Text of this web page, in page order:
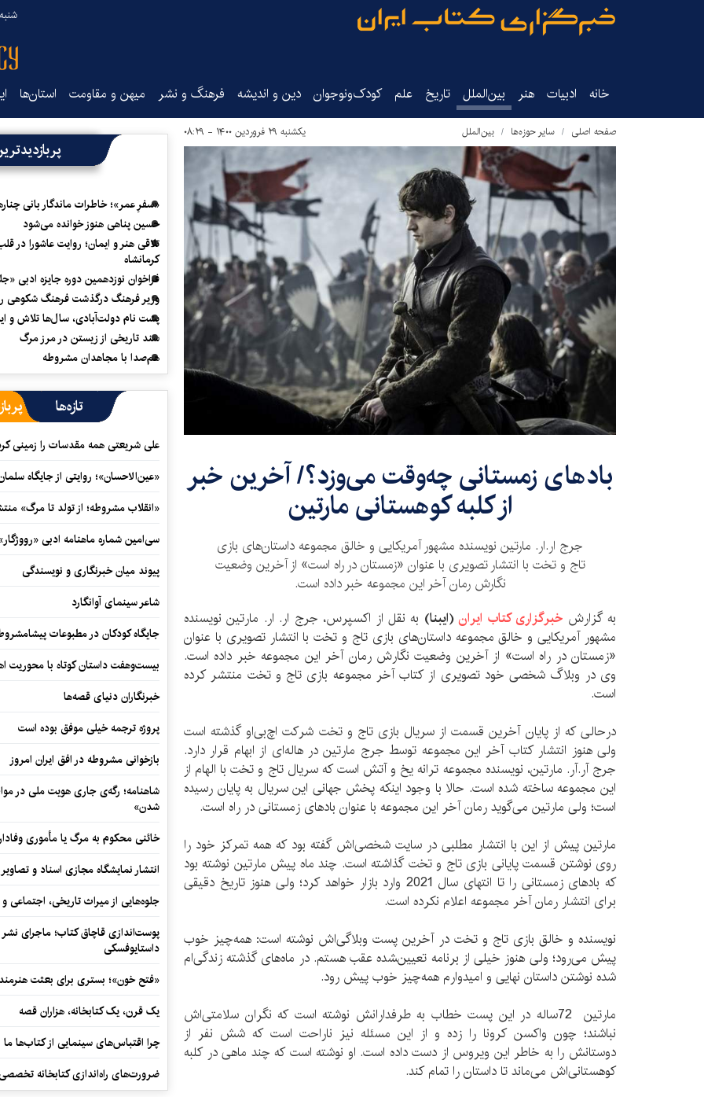
شنبه ۱۷ مرداد ۱۴۰۵
خانه ادبیات هنر بین‌الملل تاریخ‌ علم کودک‌ونوجوان دین و اندیشه فرهنگ و نشر میهن و مقاومت استان‌ها
صفحه اصلی سایر حوزه‌ها بین‌الملل یکشنبه ۲۹ فروردین ۱۴۰۰ - ۰۸:۲۹
بادهای زمستانی چه‌وقت می‌وزد؟/ آخرین خبر
از کلبه کوهستانی مارتین
جرج ار.ار. مارتین نویسنده مشهور آمریکایی و خالق مجموعه داستان‌های بازی
تاج و تخت با انتشار تصویری با عنوان «زمستان در راه است» از آخرین وضعیت
نگارش رمان آخر این مجموعه خبر داده است.
به گزارش خبرگزاری کتاب ایران(ایبنا) به نقل از اکسپرس، جرج ار. ار. مارتین نویسنده
مشهور آمریکایی و خالق مجموعه داستان‌های بازی تاج و تخت با انتشار تصویری با عنوان
«زمستان در راه است» از آخرین وضعیت نگارش رمان آخر این مجموعه خبر داده است.
وی در وبلاگ شخصی خود تصویری از کتاب آخر مجموعه بازی تاج و تخت منتشر کرده
است.
درحالی که از پایان آخرین قسمت از سریال بازی تاج و تخت شرکت اچ‌بی‌او گذشته است
ولی هنوز انتشار کتاب آخر این مجموعه توسط جرج مارتین در هاله‌ای از ابهام قرار دارد.
جرج آر.آر. مارتین، نویسنده مجموعه ترانه یخ و آتش است که سریال تاج و تخت با الهام از
این مجموعه ساخته شده است. حالا با وجود اینکه پخش جهانی این سریال به پایان رسیده
است؛ ولی مارتین می‌گوید رمان آخر این مجموعه با عنوان بادهای زمستانی در راه است.
مارتین پیش از این با انتشار مطلبی در سایت شخصی‌اش گفته بود که همه تمرکز خود را
روی نوشتن قسمت پایانی بازی تاج و تخت گذاشته است. چند ماه پیش مارتین نوشته بود
که بادهای زمستانی را تا انتهای سال 2021 وارد بازار خواهد کرد؛ ولی هنوز تاریخ دقیقی
برای انتشار رمان آخر مجموعه اعلام نکرده است.
نویسنده و خالق بازی تاج و تخت در آخرین پست وبلاگی‌اش نوشته است: همه‌چیز خوب
پیش می‌رود؛ ولی هنوز خیلی از برنامه تعیین‌‍شده عقب هستم. در ماه‌های گذشته زندگی‌ام
شده نوشتن داستان نهایی و امیدوارم همه‌چیز خوب پیش رود.
مارتین 72ساله در این پست خطاب به طرفدارانش نوشته است که نگران سلامتی‌اش
نباشند؛ چون واکسن کرونا را زده و از این مسئله نیز ناراحت است که شش نفر از
دوستانش را به خاطر این ویروس از دست داده است. او نوشته است که چند ماهی در کلبه
کوهستانی‌اش می‌ماند تا داستان را تمام کند.
«سفرِ عمر»؛ خاطرات ماندگار بانی
حسین پناهی هنوز خوانده می‌شود
تلاقی هنر و ایمان؛ روایت عاشورا در
کرمانشاه
فراخوان نوزدهمین دوره جایزه ادبی
وزیر فرهنگ درگذشت فرهنگ شکوهی
پشت نام دولت‌آبادی، سال‌ها تلاش و
سند تاریخی از زیستن در مرز مرگ
هم‌صدا با مجاهدان مشروطه
تازه‌ها
علی شریعتی همه مقدسات را زمینی
«عین‌الاحسان»؛ روایتی از جایگاه
«انقلاب مشروطه؛ از تولد تا مرگ»
سی‌امین شماره ماهنامه‌ ادبی
پیوند میان خبرنگاری و نویسندگی
شاعر سینمای آوانگارد
جایگاه کودکان در مطبوعات
بیست‌وهفت داستان کوتاه با محوریت
خبرنگاران دنیای قصه‌ها
پروژه ترجمه خیلی موفق بوده است
بازخوانی مشروطه در افق ایران امروز
شاهنامه؛ رگه‌ی جاری هویت ملی در
شدن»
خائنی محکوم به مرگ یا مأموری
انتشار نمایشگاه مجازی اسناد و تصاویر
جلوه‌هایی از میراث تاریخی،
پوست‌اندازی قاچاق کتاب؛ ماجرای نشر
داستایوفسکی
«فتح خون»؛ بستری برای بعثت
یک قرن، یک کتابخانه، هزاران قصه
چرا اقتباس‌های سینمایی از کتاب‌ها ما
ضرورت‌های راه‌اندازی کتابخانه تخصصی